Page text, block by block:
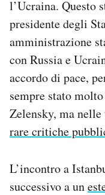
l’Ucraina. Questo
presidente degli
amministrazione
con Russia e
accordo di pace,
sempre stato
Zelensky, ma
rare critiche
L’incontro a
successivo a un